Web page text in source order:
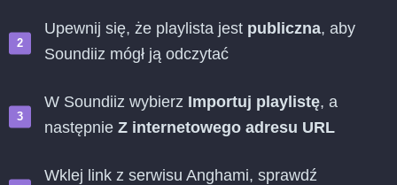
Upewnij się, że playlista jest publiczna, aby
Soundiiz mógł ją odczytać
W Soundiiz wybierz Importuj playlistę, a
następnie Z internetowego adresu URL
Wklej link z serwisu Anghami, sprawdź